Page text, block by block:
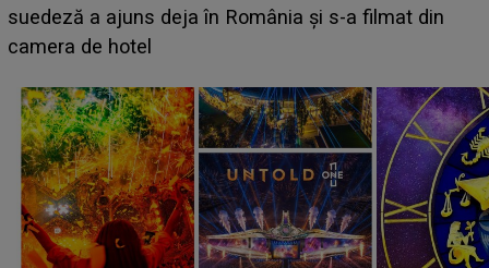
BĂIATUL VIZAT de Alexandra?! Aflându-se în fața
faptului împlinit, A RECUNOSCUT IMEDIAT: "Am